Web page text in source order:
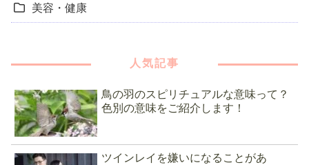
美容・健康
人気記事
鳥の羽のスピリチュアルな意味って？
色別の意味をご紹介します！
ツインレイを嫌いになることがあ